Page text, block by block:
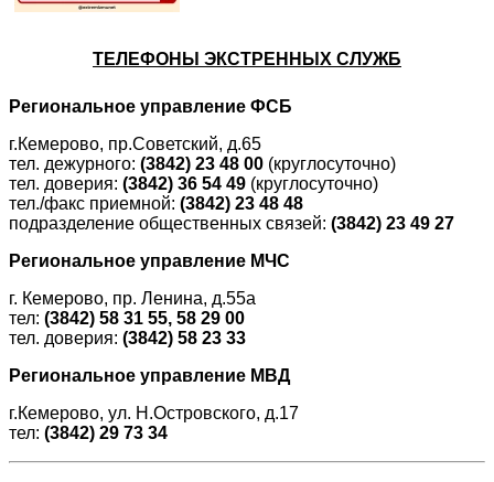
ТЕЛЕФОНЫ ЭКСТРЕННЫХ СЛУЖБ
Региональное управление ФСБ
г.Кемерово, пр.Советский, д.65
тел. дежурного: (3842) 23 48 00 (круглосуточно)
тел. доверия: (3842) 36 54 49 (круглосуточно)
тел./факс приемной: (3842) 23 48 48
подразделение общественных связей: (3842) 23 49 27
Региональное управление МЧС
г. Кемерово, пр. Ленина, д.55а
тел: (3842) 58 31 55, 58 29 00
тел. доверия: (3842) 58 23 33
Региональное управление МВД
г.Кемерово, ул. Н.Островского, д.17
тел: (3842) 29 73 34